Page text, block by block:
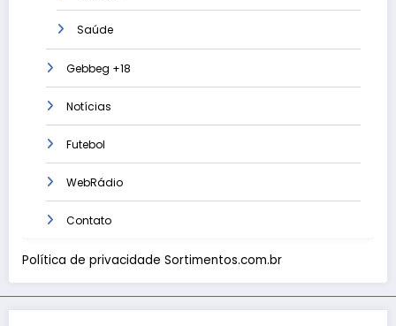
Saúde
Gebbeg +18
Notícias
Futebol
WebRádio
Contato
Política de privacidade Sortimentos.com.br